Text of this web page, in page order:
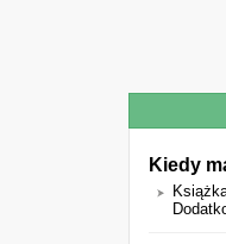
Kiedy